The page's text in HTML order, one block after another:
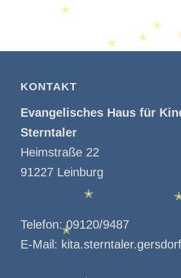
KONTAKT
Evangelisches Haus für
Sterntaler
Heimstraße 22
91227 Leinburg
Telefon:09120/9487
E-Mail:
✭
✭
✭
✭
✭